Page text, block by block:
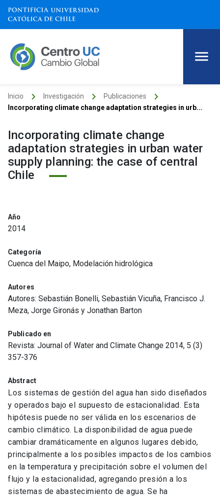
Inicio keyboard_arrow_right Investigación keyboard_arrow_right Publicaciones keyboard_arrow_right
Incorporating climate change adaptation strategies in urb...
Incorporating climate change
adaptation strategies in urban water
supply planning: the case of central
Chile
Año
2014
Categoría
Cuenca del Maipo, Modelación hidrológica
Autores
Autores: Sebastián Bonelli, Sebastián Vicuña, Francisco J.
Meza, Jorge Gironás y Jonathan Barton
Publicado en
Revista: Journal of Water and Climate Change 2014, 5 (3)
357-376
Abstract
Los sistemas de gestión del agua han sido diseñados
y operados bajo el supuesto de estacionalidad. Esta
hipótesis puede no ser válida en los escenarios de
cambio climático. La disponibilidad de agua puede
cambiar dramáticamente en algunos lugares debido,
principalmente a los posibles impactos de los cambios
en la temperatura y precipitación sobre el volumen del
flujo y la estacionalidad, agregando presión a los
sistemas de abastecimiento de agua. Se ha